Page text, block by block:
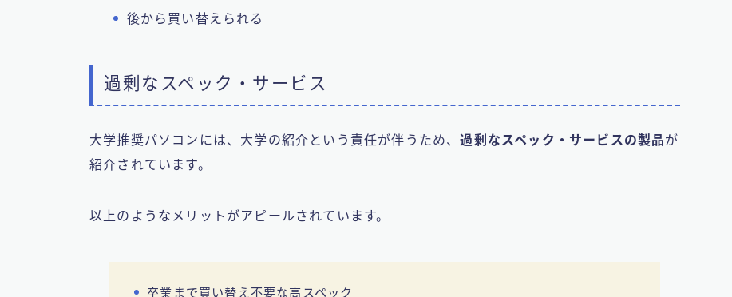
後から買い替えられる
過剰なスペック・サービス
大学推奨パソコンには、大学の紹介という責任が伴うため、過剰なスペック・サービスの製品が
紹介されています。
以上のようなメリットがアピールされています。
卒業まで買い替え不要な高スペック